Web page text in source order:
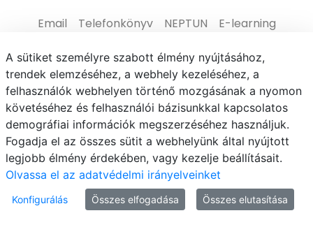
Email Telefonkönyv NEPTUN
E-learning
Médiaközpont
Informatikai Igazgatóság
Adatvédelem
© MATE 2021
A sütiket személyre szabott élmény nyújtásához,
trendek elemzéséhez, a webhely kezeléséhez, a
felhasználók webhelyen történő mozgásának a nyomon
követéséhez és felhasználói bázisunkkal kapcsolatos
demográfiai információk megszerzéséhez használjuk.
Fogadja el az összes sütit a webhelyünk által nyújtott
legjobb élmény érdekében, vagy kezelje beállításait.
Olvassa el az adatvédelmi irányelveinket
Konfigurálás Összes elfogadása Összes elutasítása